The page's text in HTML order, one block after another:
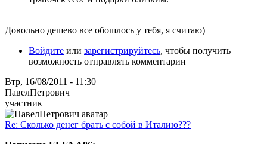
Довольно дешево все обошлось у тебя, я считаю)
Войдите или зарегистрируйтесь, чтобы получить
возможность отправлять комментарии
Втр, 16/08/2011 - 11:30
ПавелПетрович
участник
Re: Сколько денег брать с собой в Италию???